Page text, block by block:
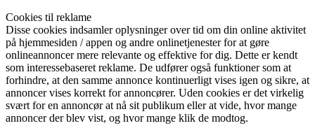
Cookies til reklame
Disse cookies indsamler oplysninger over tid om din online aktivitet
på hjemmesiden / appen og andre onlinetjenester for at gøre
onlineannoncer mere relevante og effektive for dig. Dette er kendt
som interessebaseret reklame. De udfører også funktioner som at
forhindre, at den samme annonce kontinuerligt vises igen og sikre, at
annoncer vises korrekt for annoncører. Uden cookies er det virkelig
svært for en annoncør at nå sit publikum eller at vide, hvor mange
annoncer der blev vist, og hvor mange klik de modtog.